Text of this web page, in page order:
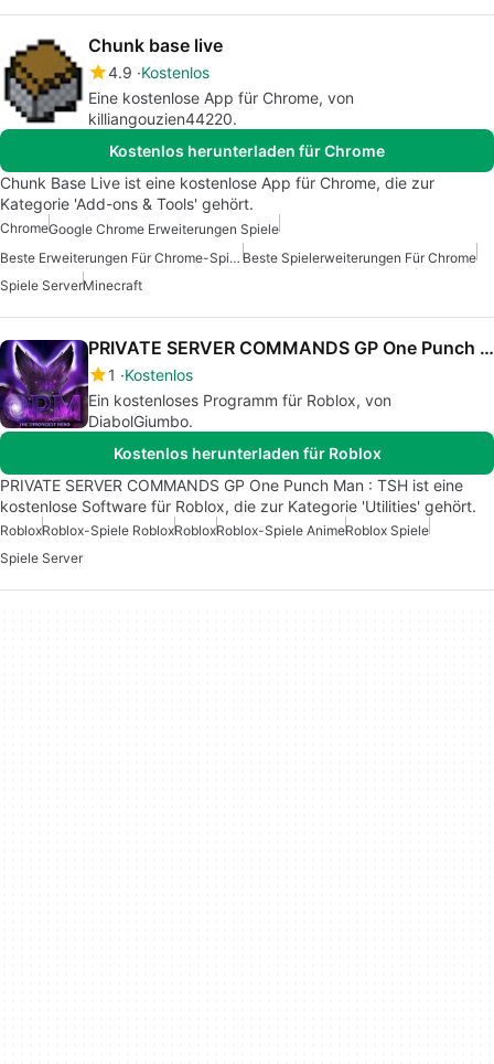
Chunk base live
4.9 Kostenlos
Eine kostenlose App für Chrome, von
killiangouzien44220.
Kostenlos herunterladen für Chrome
Chunk Base Live ist eine kostenlose App für Chrome, die zur
Kategorie 'Add-ons & Tools' gehört.
ChromeGoogle Chrome Erweiterungen Spiele
Beste Erweiterungen Für Chrome-Spiele Beste Spielerweiterungen Für Chrome
Spiele ServerMinecraft
PRIVATE SERVER COMMANDS GP One Punch Man : TSH
1
Kostenlos
Ein kostenloses Programm für Roblox, von
DiabolGiumbo.
Kostenlos herunterladen für Roblox
PRIVATE SERVER COMMANDS GP One Punch Man : TSH ist eine
kostenlose Software für Roblox, die zur Kategorie 'Utilities' gehört.
RobloxRoblox-Spiele RobloxRobloxRoblox-Spiele AnimeRoblox Spiele
Spiele Server